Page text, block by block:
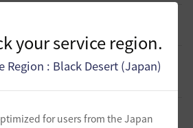
your service region.
Region : Black Desert (Japan)
for users from the Japan
名声アプデリンク追記）
ノウワン 2026.07.24